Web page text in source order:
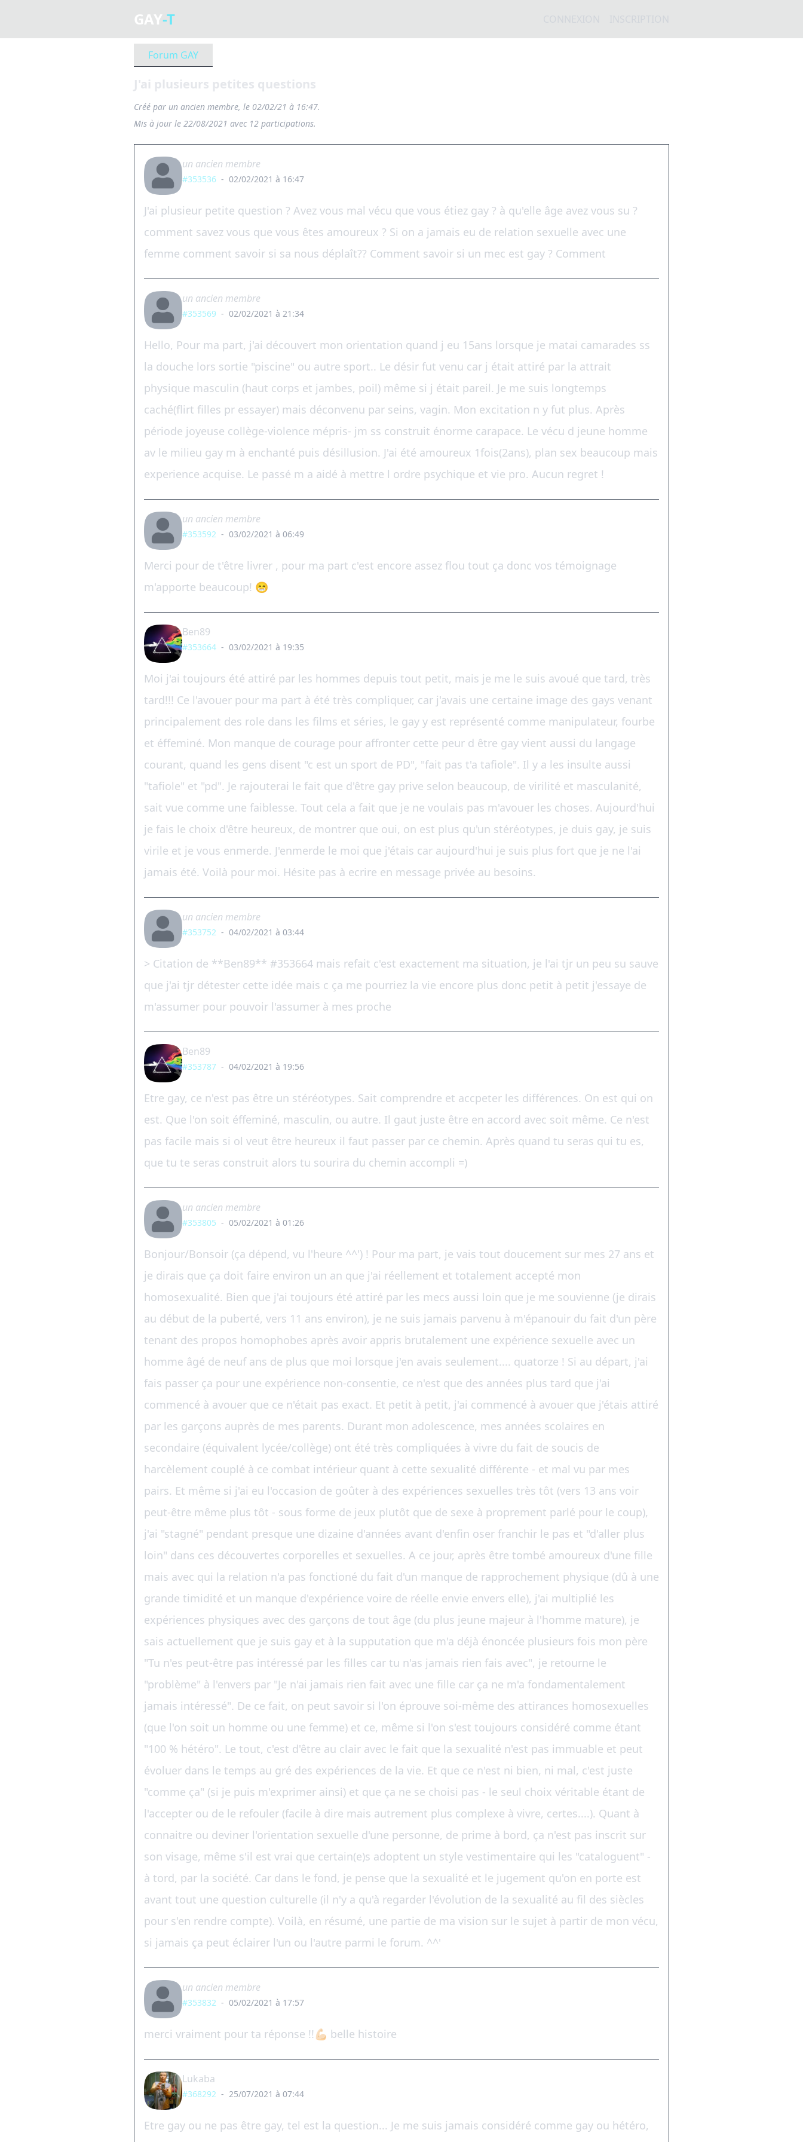
GAY-T
Forum GAY
J'ai plusieurs petites questions
Créé par un ancien membre, le 02/02/21 à 16:47.
Mis à jour le 22/08/2021 avec 12 participations.
un ancien membre
#353536 - 02/02/2021 à 16:47
J'ai plusieur petite question ? Avez vous mal vécu que vous étiez gay ? à qu'elle âge avez vous su ?
comment savez vous que vous êtes amoureux ? Si on a jamais eu de relation sexuelle avec une
femme comment savoir si sa nous déplaît?? Comment savoir si un mec est gay ? Comment
un ancien membre
#353569 - 02/02/2021 à 21:34
Hello, Pour ma part, j'ai découvert mon orientation quand j eu 15ans lorsque je matai camarades ss
la douche lors sortie "piscine" ou autre sport.. Le désir fut venu car j était attiré par la attrait
physique masculin (haut corps et jambes, poil) même si j était pareil. Je me suis longtemps
caché(flirt filles pr essayer) mais déconvenu par seins, vagin. Mon excitation n y fut plus. Après
période joyeuse collège-violence mépris- jm ss construit énorme carapace. Le vécu d jeune homme
av le milieu gay m à enchanté puis désillusion. J'ai été amoureux 1fois(2ans), plan sex beaucoup mais
experience acquise. Le passé m a aidé à mettre l ordre psychique et vie pro. Aucun regret !
un ancien membre
#353592 - 03/02/2021 à 06:49
Merci pour de t'être livrer , pour ma part c'est encore assez flou tout ça donc vos témoignage
m'apporte beaucoup! 😁
Ben89
#353664 - 03/02/2021 à 19:35
Moi j'ai toujours été attiré par les hommes depuis tout petit, mais je me le suis avoué que tard, très
tard!!! Ce l'avouer pour ma part à été très compliquer, car j'avais une certaine image des gays venant
principalement des role dans les films et séries, le gay y est représenté comme manipulateur, fourbe
et éffeminé. Mon manque de courage pour affronter cette peur d être gay vient aussi du langage
courant, quand les gens disent "c est un sport de PD", "fait pas t'a tafiole". Il y a les insulte aussi
"tafiole" et "pd". Je rajouterai le fait que d'être gay prive selon beaucoup, de virilité et masculanité,
sait vue comme une faiblesse. Tout cela a fait que je ne voulais pas m'avouer les choses. Aujourd'hui
je fais le choix d'être heureux, de montrer que oui, on est plus qu'un stéréotypes, je duis gay, je suis
virile et je vous enmerde. J'enmerde le moi que j'étais car aujourd'hui je suis plus fort que je ne l'ai
jamais été. Voilà pour moi. Hésite pas à ecrire en message privée au besoins.
un ancien membre
#353752 - 04/02/2021 à 03:44
> Citation de **Ben89** #353664 mais refait c'est exactement ma situation, je l'ai tjr un peu su sauve
que j'ai tjr détester cette idée mais c ça me pourriez la vie encore plus donc petit à petit j'essaye de
m'assumer pour pouvoir l'assumer à mes proche
Ben89
#353787 - 04/02/2021 à 19:56
Etre gay, ce n'est pas être un stéréotypes. Sait comprendre et accpeter les différences. On est qui on
est. Que l'on soit éffeminé, masculin, ou autre. Il gaut juste être en accord avec soit même. Ce n'est
pas facile mais si ol veut être heureux il faut passer par ce chemin. Après quand tu seras qui tu es,
que tu te seras construit alors tu sourira du chemin accompli =)
un ancien membre
#353805 - 05/02/2021 à 01:26
Bonjour/Bonsoir (ça dépend, vu l'heure ^^') ! Pour ma part, je vais tout doucement sur mes 27 ans et
je dirais que ça doit faire environ un an que j'ai réellement et totalement accepté mon
homosexualité. Bien que j'ai toujours été attiré par les mecs aussi loin que je me souvienne (je dirais
au début de la puberté, vers 11 ans environ), je ne suis jamais parvenu à m'épanouir du fait d'un père
tenant des propos homophobes après avoir appris brutalement une expérience sexuelle avec un
homme âgé de neuf ans de plus que moi lorsque j'en avais seulement.... quatorze ! Si au départ, j'ai
fais passer ça pour une expérience non-consentie, ce n'est que des années plus tard que j'ai
commencé à avouer que ce n'était pas exact. Et petit à petit, j'ai commencé à avouer que j'étais attiré
par les garçons auprès de mes parents. Durant mon adolescence, mes années scolaires en
secondaire (équivalent lycée/collège) ont été très compliquées à vivre du fait de soucis de
harcèlement couplé à ce combat intérieur quant à cette sexualité différente - et mal vu par mes
pairs. Et même si j'ai eu l'occasion de goûter à des expériences sexuelles très tôt (vers 13 ans voir
peut-être même plus tôt - sous forme de jeux plutôt que de sexe à proprement parlé pour le coup),
j'ai "stagné" pendant presque une dizaine d'années avant d'enfin oser franchir le pas et "d'aller plus
loin" dans ces découvertes corporelles et sexuelles. A ce jour, après être tombé amoureux d'une fille
mais avec qui la relation n'a pas fonctioné du fait d'un manque de rapprochement physique (dû à une
grande timidité et un manque d'expérience voire de réelle envie envers elle), j'ai multiplié les
expériences physiques avec des garçons de tout âge (du plus jeune majeur à l'homme mature), je
sais actuellement que je suis gay et à la supputation que m'a déjà énoncée plusieurs fois mon père
"Tu n'es peut-être pas intéressé par les filles car tu n'as jamais rien fais avec", je retourne le
"problème" à l'envers par "Je n'ai jamais rien fait avec une fille car ça ne m'a fondamentalement
jamais intéressé". De ce fait, on peut savoir si l'on éprouve soi-même des attirances homosexuelles
(que l'on soit un homme ou une femme) et ce, même si l'on s'est toujours considéré comme étant
"100 % hétéro". Le tout, c'est d'être au clair avec le fait que la sexualité n'est pas immuable et peut
évoluer dans le temps au gré des expériences de la vie. Et que ce n'est ni bien, ni mal, c'est juste
"comme ça" (si je puis m'exprimer ainsi) et que ça ne se choisi pas - le seul choix véritable étant de
l'accepter ou de le refouler (facile à dire mais autrement plus complexe à vivre, certes....). Quant à
connaitre ou deviner l'orientation sexuelle d'une personne, de prime à bord, ça n'est pas inscrit sur
son visage, même s'il est vrai que certain(e)s adoptent un style vestimentaire qui les "cataloguent" -
à tord, par la société. Car dans le fond, je pense que la sexualité et le jugement qu'on en porte est
avant tout une question culturelle (il n'y a qu'à regarder l'évolution de la sexualité au fil des siècles
pour s'en rendre compte). Voilà, en résumé, une partie de ma vision sur le sujet à partir de mon vécu,
si jamais ça peut éclairer l'un ou l'autre parmi le forum. ^^'
un ancien membre
#353832 - 05/02/2021 à 17:57
merci vraiment pour ta réponse !!💪🏻 belle histoire
Lukaba
#368292 - 25/07/2021 à 07:44
Etre gay ou ne pas être gay, tel est la question... Je me suis jamais considéré comme gay ou hétéro,